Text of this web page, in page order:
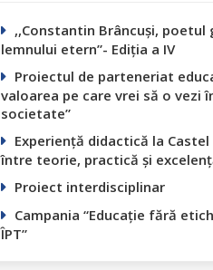
,,Constantin Вrâncuși, poetul
lemnului etern”- Ediția а IV
Proiectul de parteneriat
valoarea pe care vrei să o vezi
societate”
Experiență didactică la Castel
între teorie, practică și
Proiect interdisciplinar
Campania “Educație fără
ÎPT”